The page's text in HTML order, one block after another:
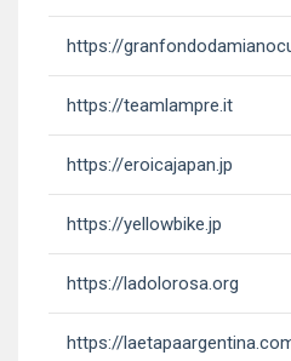
https://
https://teamlampre.it
https://eroicajapan.jp
https://yellowbike.jp
https://ladolorosa.org
https://